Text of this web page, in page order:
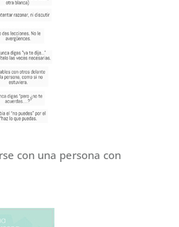
con una persona con